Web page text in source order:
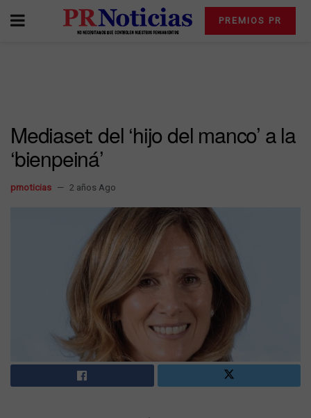
PREMIOS PR
Mediaset: del ‘hijo del manco’ a la
‘bienpeiná’
prnoticias 2 años Ago